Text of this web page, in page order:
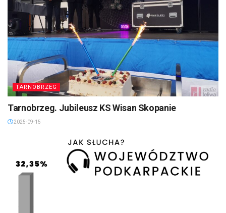
TARNOBRZEG
Tarnobrzeg. Jubileusz KS Wisan Skopanie
2025-09-15